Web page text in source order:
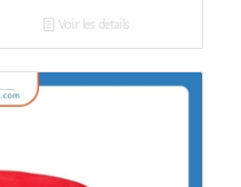
Voir les détails